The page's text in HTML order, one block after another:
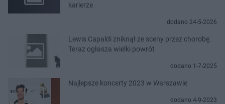
karierze
dodano 24-5-2026
Lewis Capaldi zniknął ze sceny przez chorobę.
Teraz ogłasza wielki powrót
dodano 1-7-2025
Najlepsze koncerty 2023 w Warszawie
dodano 4-9-2023